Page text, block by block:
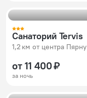
Санаторий Tervis
1,2 км от центра Пярну
от 11 400 ₽
за ночь